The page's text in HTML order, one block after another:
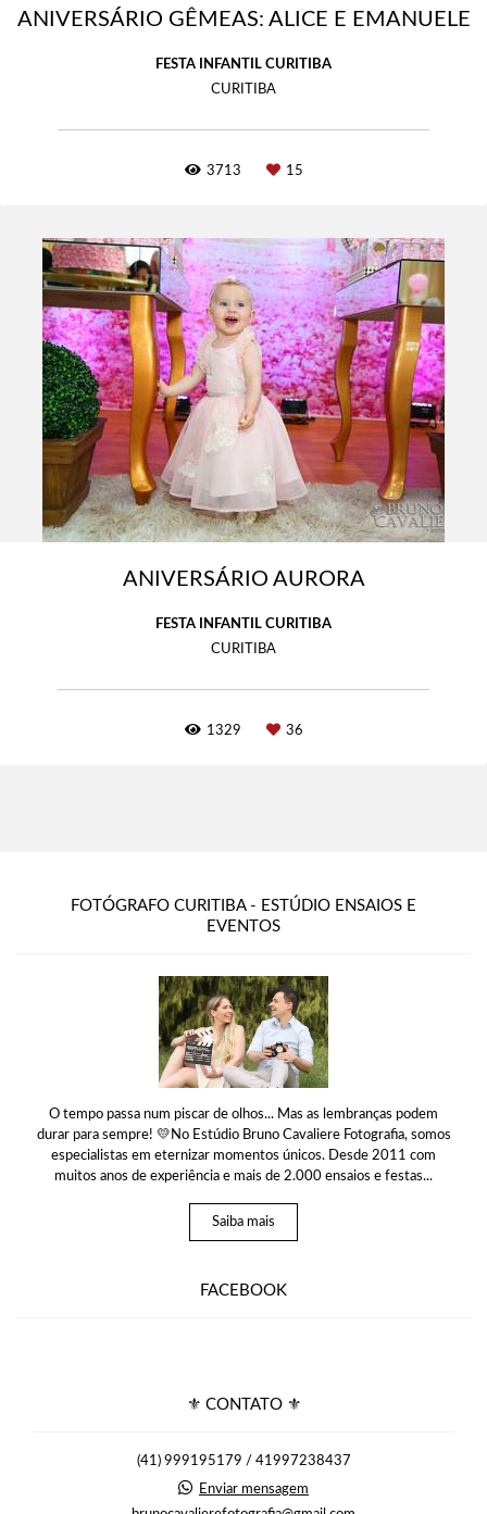
ANIVERSÁRIO GÊMEAS: ALICE E EMANUELE
FESTA INFANTIL CURITIBA
CURITIBA
3713 15
ANIVERSÁRIO AURORA
FESTA INFANTIL CURITIBA
CURITIBA
1329 36
FOTÓGRAFO CURITIBA - ESTÚDIO ENSAIOS E
EVENTOS
O tempo passa num piscar de olhos... Mas as lembranças podem
durar para sempre! 💛No Estúdio Bruno Cavaliere Fotografia, somos
especialistas em eternizar momentos únicos. Desde 2011 com
muitos anos de experiência e mais de 2.000 ensaios e festas...
Saiba mais
FACEBOOK
⚜ CONTATO ⚜
(41) 999195179 / 41997238437
Enviar mensagem